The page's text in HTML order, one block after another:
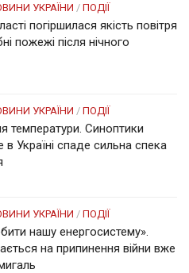
УКРАЇНИ / ПОДІЇ
погіршилася якість повітря
пожежі після нічного
УКРАЇНИ / ПОДІЇ
температури. Синоптики
в Україні спаде сильна спека
УКРАЇНИ / ПОДІЇ
нашу енергосистему».
на припинення війни вже